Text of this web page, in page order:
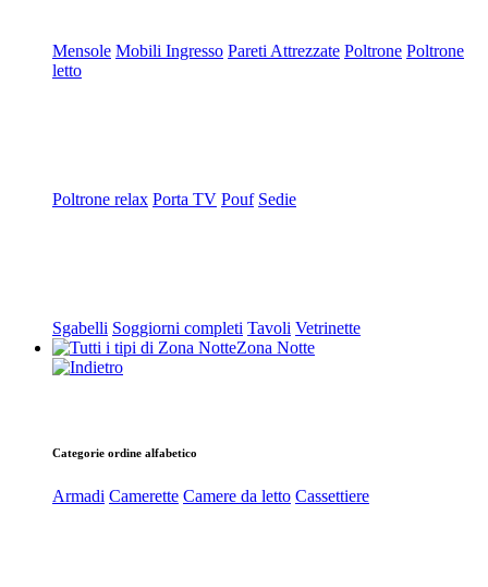
Mensole Mobili Ingresso Pareti Attrezzate Poltrone Poltrone
letto
Poltrone relax Porta TV Pouf Sedie
Sgabelli Soggiorni completi Tavoli Vetrinette
Zona Notte
Categorie ordine alfabetico
Armadi Camerette Camere da letto Cassettiere